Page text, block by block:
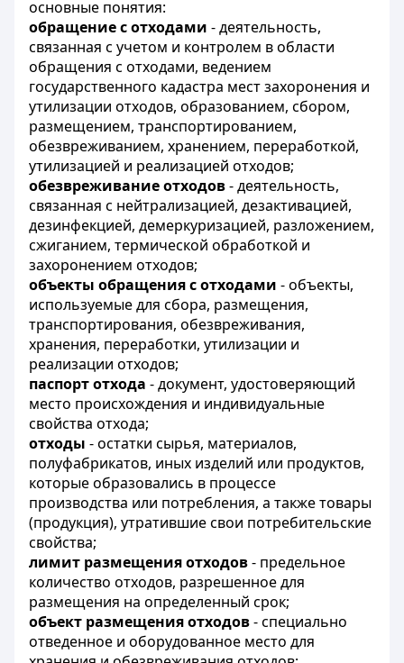
основные понятия:
обращение с отходами - деятельность,
связанная с учетом и контролем в области
обращения с отходами, ведением
государственного кадастра мест захоронения и
утилизации отходов, образованием, сбором,
размещением, транспортированием,
обезвреживанием, хранением, переработкой,
утилизацией и реализацией отходов;
обезвреживание отходов- деятельность,
связанная с нейтрализацией, дезактивацией,
дезинфекцией, демеркуризацией, разложением,
сжиганием, термической обработкой и
захоронением отходов;
объекты обращения с отходами - объекты,
используемые для сбора, размещения,
транспортирования, обезвреживания,
хранения, переработки, утилизации и
реализации отходов;
паспорт отхода - документ, удостоверяющий
место происхождения и индивидуальные
свойства отхода;
отходы - остатки сырья, материалов,
полуфабрикатов, иных изделий или продуктов,
которые образовались в процессе
производства или потребления, а также товары
(продукция), утратившие свои потребительские
свойства;
лимит размещения отходов- предельное
количество отходов, разрешенное для
размещения на определенный срок;
объект размещения отходов- специально
отведенное и оборудованное место для